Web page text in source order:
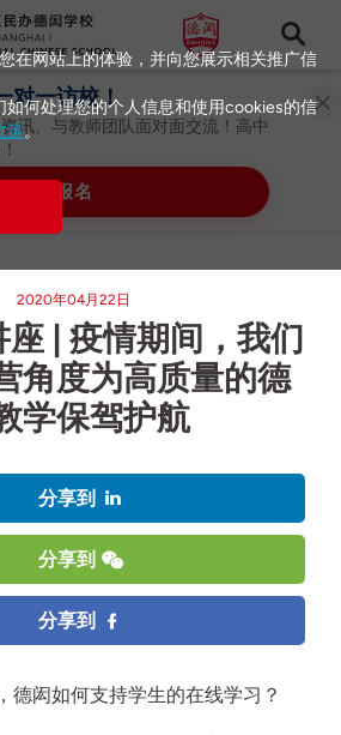
对一访校！
讯、与教师团队面对面交流！高中
立即报名
2020年04月22日
| 疫情期间，我们
角度为高质量的德
学保驾护航
分享到
分享到
分享到
德闳如何支持学生的在线学习？
在网站上的体验，并向您展示相关推广信
如何处理您的个人信息和使用cookies的信
策。